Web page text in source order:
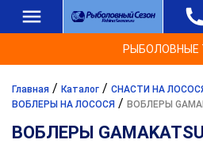
РЫБОЛОВНЫЕ
Главная / Каталог / СНАСТИ НА
ВОБЛЕРЫ НА ЛОСОСЯ / ВОБЛЕРЫ
ВОБЛЕРЫ GAMAKATSU